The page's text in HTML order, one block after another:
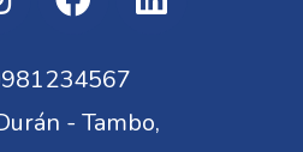
- Tambo,